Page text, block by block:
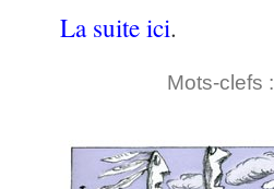
La suite ici.
Mots-clefs :